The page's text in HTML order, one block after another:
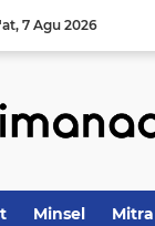
7 Agu 2026
Minsel Mitra